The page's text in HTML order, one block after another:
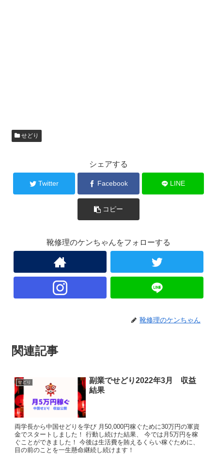
せどり
シェアする
Twitter Facebook LINE
コピー
靴修理のケンちゃんをフォローする
靴修理のケンちゃん
関連記事
せどり
副業でせどり2022年3月 収益
結果
両学長から中国せどりを学び 月50,000円稼ぐために30万円の軍資
金でスタートしました！ 行動し続けた結果、 今では月5万円を稼
ぐことができました！ 今後は生活費を賄えるくらい稼ぐために、
目の前のことを一生懸命継続し続けます！